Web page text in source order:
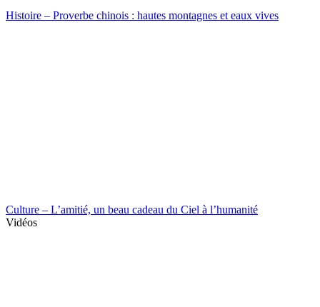
Histoire – Proverbe chinois : hautes montagnes et eaux vives
Culture – L’amitié, un beau cadeau du Ciel à l’humanité
Vidéos